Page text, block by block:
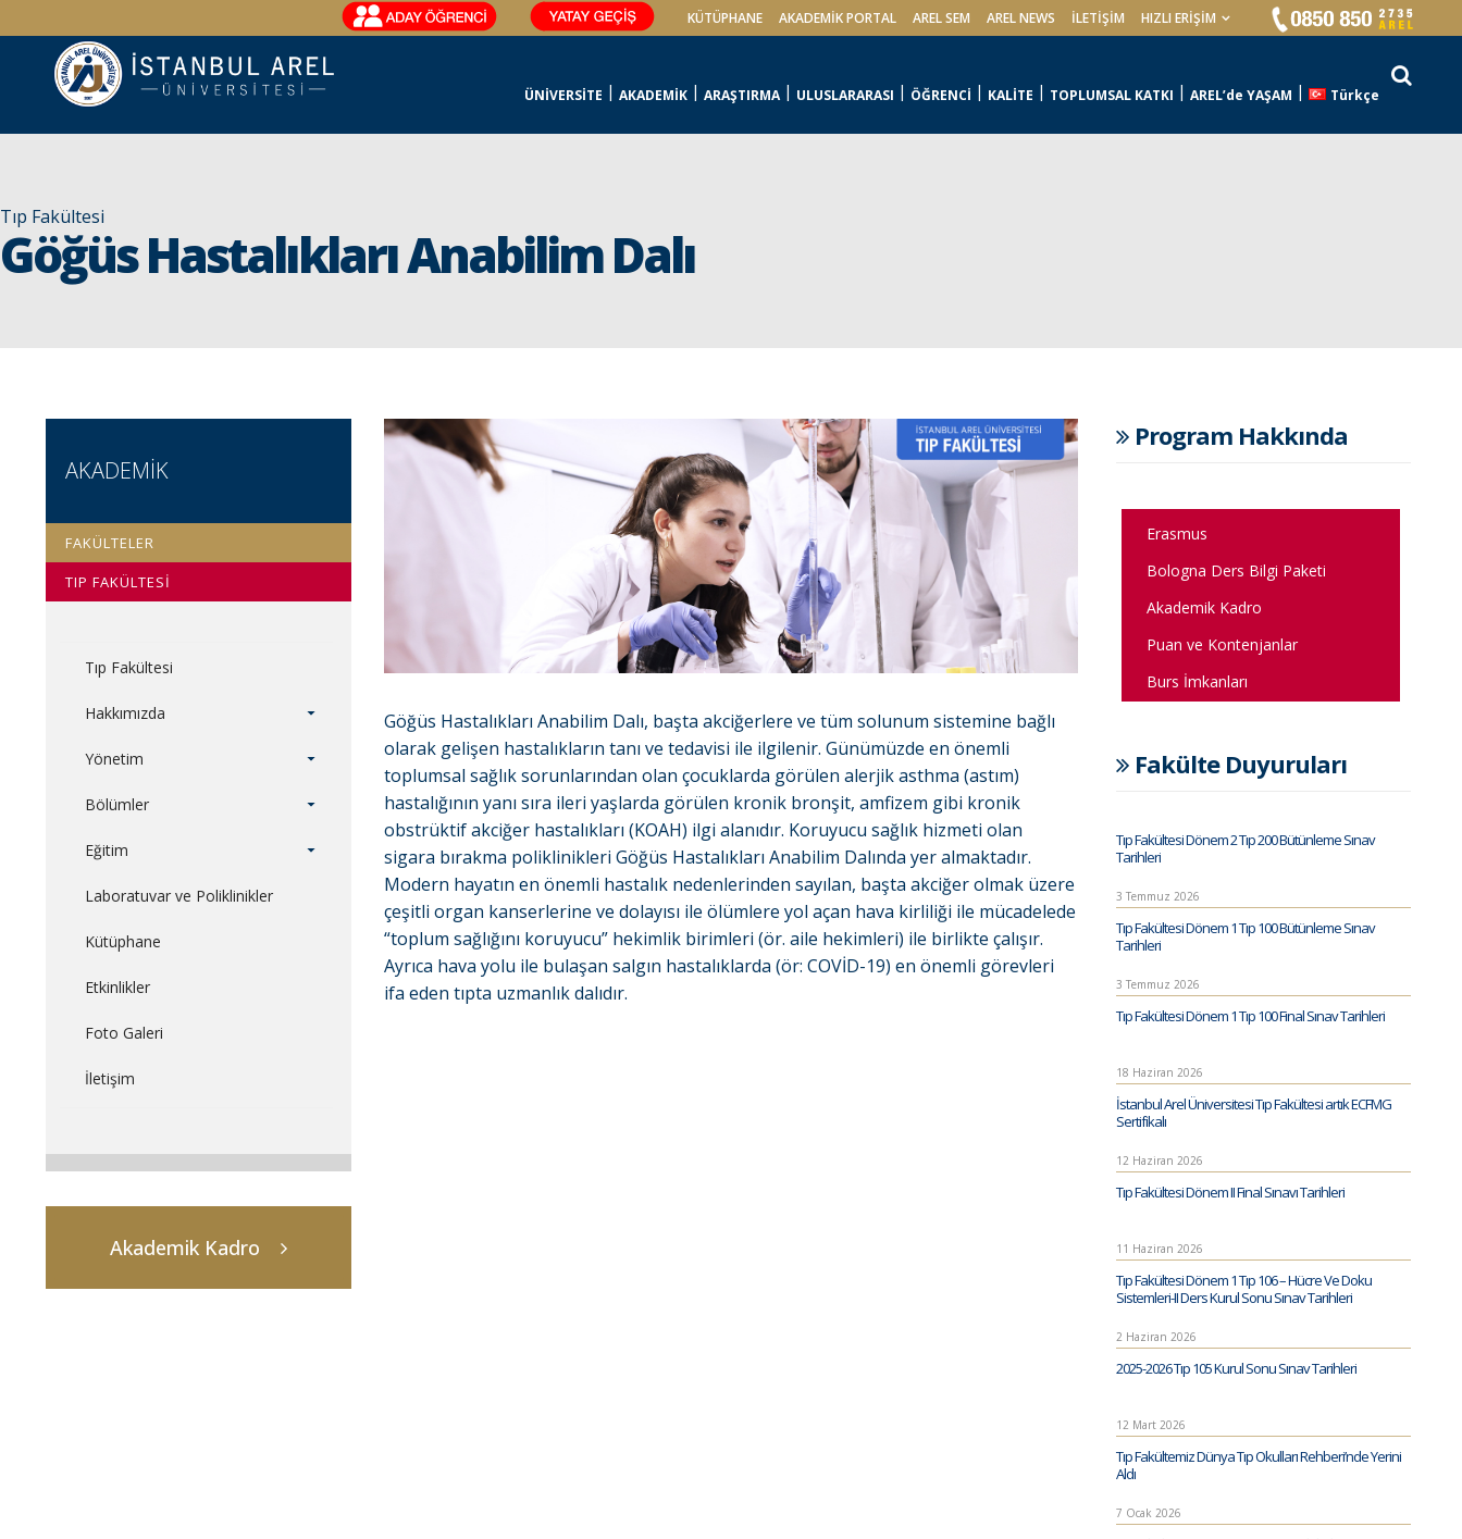
KÜTÜPHANE AKADEMİK PORTAL AREL SEM AREL NEWS İLETIŞIM HIZLI ERİŞİM
ÜNİVERSİTE AKADEMİK ARAŞTIRMA ULUSLARARASI ÖĞRENCİ KALİTE TOPLUMSAL KATKI AREL’de YAŞAM Türkçe
Tıp Fakültesi
Göğüs Hastalıkları Anabilim Dalı
AKADEMİK
FAKÜLTELER
TIP FAKÜLTESİ
Tıp Fakültesi
Hakkımızda
Yönetim
Bölümler
Eğitim
Laboratuvar ve Poliklinikler
Kütüphane
Etkinlikler
Foto Galeri
İletişim
Akademik Kadro
Göğüs Hastalıkları Anabilim Dalı, başta akciğerlere ve tüm solunum sistemine bağlı
olarak gelişen hastalıkların tanı ve tedavisi ile ilgilenir. Günümüzde en önemli
toplumsal sağlık sorunlarından olan çocuklarda görülen alerjik asthma (astım)
hastalığının yanı sıra ileri yaşlarda görülen kronik bronşit, amfizem gibi kronik
obstrüktif akciğer hastalıkları (KOAH) ilgi alanıdır. Koruyucu sağlık hizmeti olan
sigara bırakma poliklinikleri Göğüs Hastalıkları Anabilim Dalında yer almaktadır.
Modern hayatın en önemli hastalık nedenlerinden sayılan, başta akciğer olmak üzere
çeşitli organ kanserlerine ve dolayısı ile ölümlere yol açan hava kirliliği ile mücadelede
“toplum sağlığını koruyucu” hekimlik birimleri (ör. aile hekimleri) ile birlikte çalışır.
Ayrıca hava yolu ile bulaşan salgın hastalıklarda (ör: COVİD-19) en önemli görevleri
ifa eden tıpta uzmanlık dalıdır.
Program Hakkında
Erasmus
Bologna Ders Bilgi Paketi
Akademik Kadro
Puan ve Kontenjanlar
Burs İmkanları
Fakülte Duyuruları
Tıp Fakültesi Dönem 2 Tıp 200 Bütünleme Sınav
Tarihleri
3 Temmuz 2026
Tıp Fakültesi Dönem 1 Tıp 100 Bütünleme Sınav
Tarihleri
3 Temmuz 2026
Tıp Fakültesi Dönem 1 Tıp 100 Final Sınav Tarihleri
18 Haziran 2026
İstanbul Arel Üniversitesi Tıp Fakültesi artık ECFMG
Sertifikalı
12 Haziran 2026
Tıp Fakültesi Dönem II Final Sınavı Tarihleri
11 Haziran 2026
Tıp Fakültesi Dönem 1 Tıp 106 – Hücre Ve Doku
Sistemleri-II Ders Kurul Sonu Sınav Tarihleri
2 Haziran 2026
2025-2026 Tıp 105 Kurul Sonu Sınav Tarihleri
12 Mart 2026
Tıp Fakültemiz Dünya Tıp Okulları Rehberi’nde Yerini
Aldı
7 Ocak 2026